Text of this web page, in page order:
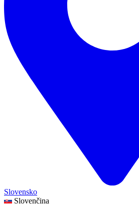
Slovensko
Slovenčina